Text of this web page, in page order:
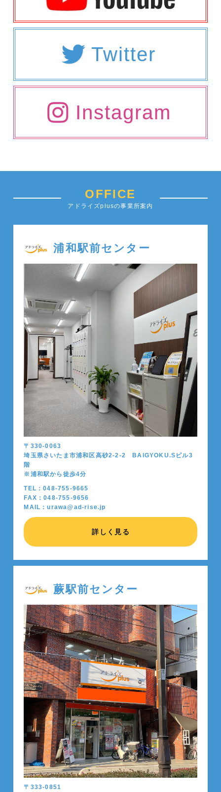
Twitter
Instagram
OFFICE
アドライズplusの事業所案内
浦和駅前センター
〒330-0063
埼玉県さいたま市浦和区高砂2-2-2 BAIGYOKU.Sビル3
階
※浦和駅から徒歩4分
TEL：048-755-9665
FAX：048-755-9656
MAIL：urawa@ad-rise.jp
詳しく見る
蕨駅前センター
〒333-0851